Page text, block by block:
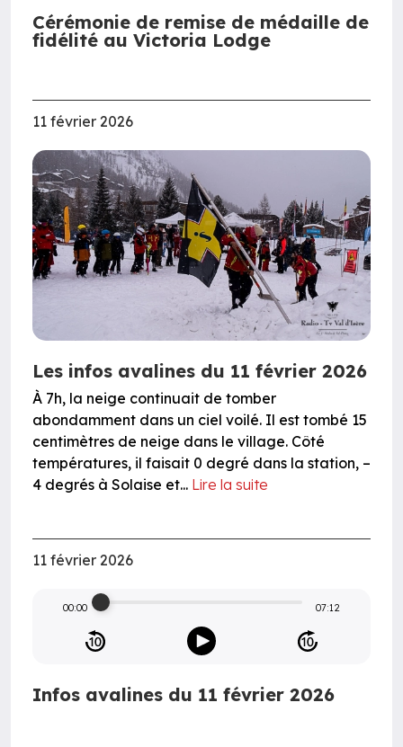
Cérémonie de remise de médaille de
fidélité au Victoria Lodge
11 février 2026
Les infos avalines du 11 février 2026
À 7h, la neige continuait de tomber
abondamment dans un ciel voilé. Il est tombé 15
centimètres de neige dans le village. Côté
températures, il faisait 0 degré dans la station, –
4 degrés à Solaise et... Lire la suite
11 février 2026
00:00 07:12
Infos avalines du 11 février 2026